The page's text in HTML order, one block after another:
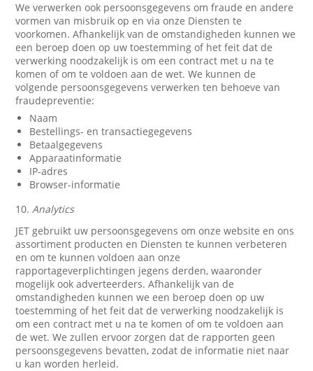
We verwerken ook persoonsgegevens om fraude en andere
vormen van misbruik op en via onze Diensten te
voorkomen. Afhankelijk van de omstandigheden kunnen we
een beroep doen op uw toestemming of het feit dat de
verwerking noodzakelijk is om een contract met u na te
komen of om te voldoen aan de wet. We kunnen de
volgende persoonsgegevens verwerken ten behoeve van
fraudepreventie:
Naam
Bestellings- en transactiegegevens
Betaalgegevens
Apparaatinformatie
IP-adres
Browser-informatie
10.Analytics
JET gebruikt uw persoonsgegevens om onze website en ons
assortiment producten en Diensten te kunnen verbeteren
en om te kunnen voldoen aan onze
rapportageverplichtingen jegens derden, waaronder
mogelijk ook adverteerders. Afhankelijk van de
omstandigheden kunnen we een beroep doen op uw
toestemming of het feit dat de verwerking noodzakelijk is
om een contract met u na te komen of om te voldoen aan
de wet. We zullen ervoor zorgen dat de rapporten geen
persoonsgegevens bevatten, zodat de informatie niet naar
u kan worden herleid.